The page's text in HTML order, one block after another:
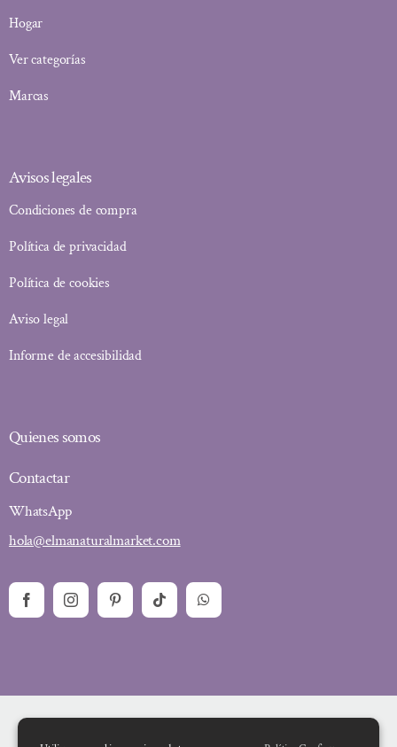
Hogar
Ver categorías
Marcas
Avisos legales
Condiciones de compra
Política de privacidad
Política de cookies
Aviso legal
Informe de accesibilidad
Quienes somos
Contactar
WhatsApp
hola@elmanaturalmarket.com